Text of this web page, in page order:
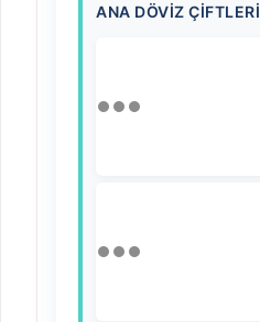
ANA DÖVIZ ÇIFTLERI